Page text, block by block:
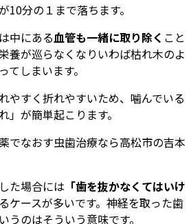
10分の１まで落ちます。
中にある血管も一緒に取り除く こと
養が巡らなくなりいわば枯れ木のよ
てしまいます。
やすく折れやすいため、噛んでいる
」が簡単起こります。
た場合には 「歯を抜かなくてはいけ
ケースが多いです。神経を取った歯
うのはそういう意味です。